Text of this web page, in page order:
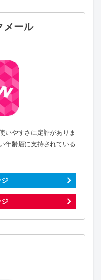
メール
いやすさに定評がありま
年齢層に支持されている
ジ
ジ